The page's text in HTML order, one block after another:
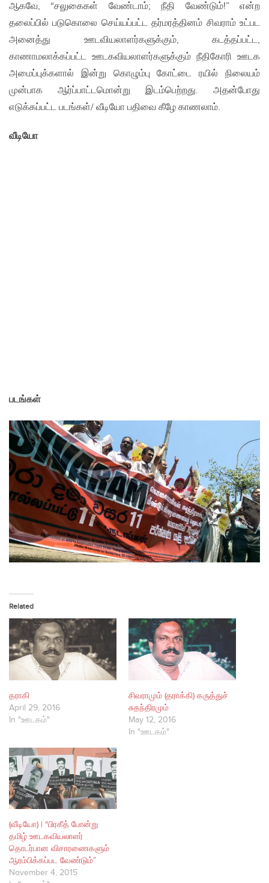
ஆகவே, “சலுகைகள் வேண்டாம்; நீதி வேண்டும்!” என்ற
தலைப்பில் படுகொலை செய்யப்பட்ட தர்மரத்தினம் சிவராம் உட்பட
அனைத்து ஊடவியலாளர்களுக்கும், கடத்தப்பட்ட,
காணாமலாக்கப்பட்ட ஊடகவியலாளர்களுக்கும் நீதிகோரி ஊடக
அமைப்புக்களால் இன்று கொழும்பு கோட்டை ரயில் நிலையம்
முன்பாக ஆர்ப்பாட்டமொன்று இடம்பெற்றது. அதன்போது
எடுக்கப்பட்ட படங்கள்/ வீடியோ பதிவை கீழே காணலாம்.
வீடியோ
படங்கள்
Related
தராகி
April 29, 2016
In "ஊடகம்"
சிவராமும் (தராக்கி) கருத்துச்
சுதந்திரமும்
May 12, 2016
In "ஊடகம்"
(வீடியோ) | “பிரகீத் போன்று
தமிழ் ஊடகவியலாளர்
தொடர்பான விசாரணைகளும்
ஆரம்பிக்கப்பட வேண்டும்”
November 4, 2015